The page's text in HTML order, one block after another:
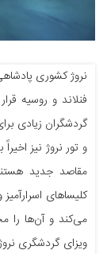
نروژ کشوری
فنلاند و روسیه
گردشگران زیادی
و تور نروژ نیز
مقاصد جدید
کلیساهای
می‌کند و آن‌ها را
ویزای گردشگری